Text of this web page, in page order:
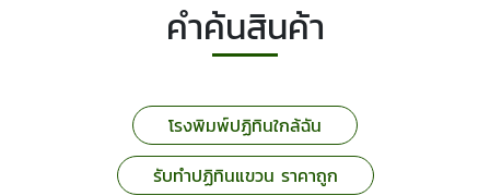
คำค้นสินค้า
โรงพิมพ์ปฏิทินใกล้ฉัน
รับทำปฏิทินแขวน ราคาถูก